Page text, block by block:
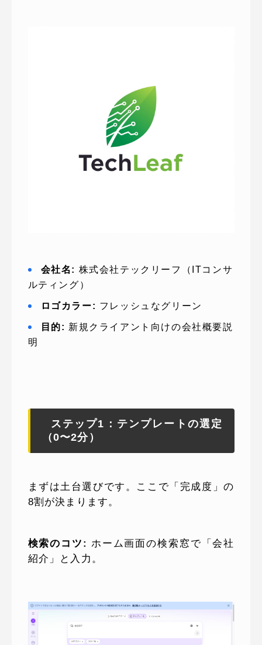
会社名: 株式会社テックリーフ（ITコンサ
ルティング）
ロゴカラー: フレッシュなグリーン
目的: 新規クライアント向けの会社概要説
明
ステップ1：テンプレートの選定
（0〜2分）
まずは土台選びです。ここで「完成度」の
8割が決まります。
検索のコツ: ホーム画面の検索窓で「会社
紹介」と入力。